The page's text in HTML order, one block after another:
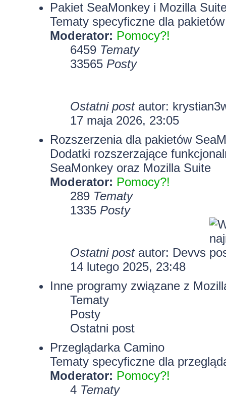
Pakiet SeaMonkey i Mozilla
Tematy specyficzne dla
Moderator: Pomocy?!
6459 Tematy
33565 Posty
Ostatni postautor:
17 maja 2026, 23:05
Rozszerzenia dla pakietów
Dodatki rozszerzające
SeaMonkey oraz Mozilla Suite
Moderator: Pomocy?!
289 Tematy
1335 Posty
Ostatni postautor: Devvs
14 lutego 2025, 23:48
Inne programy związane z
Tematy
Posty
Ostatni post
Przeglądarka Camino
Tematy specyficzne dla
Moderator: Pomocy?!
4 Tematy